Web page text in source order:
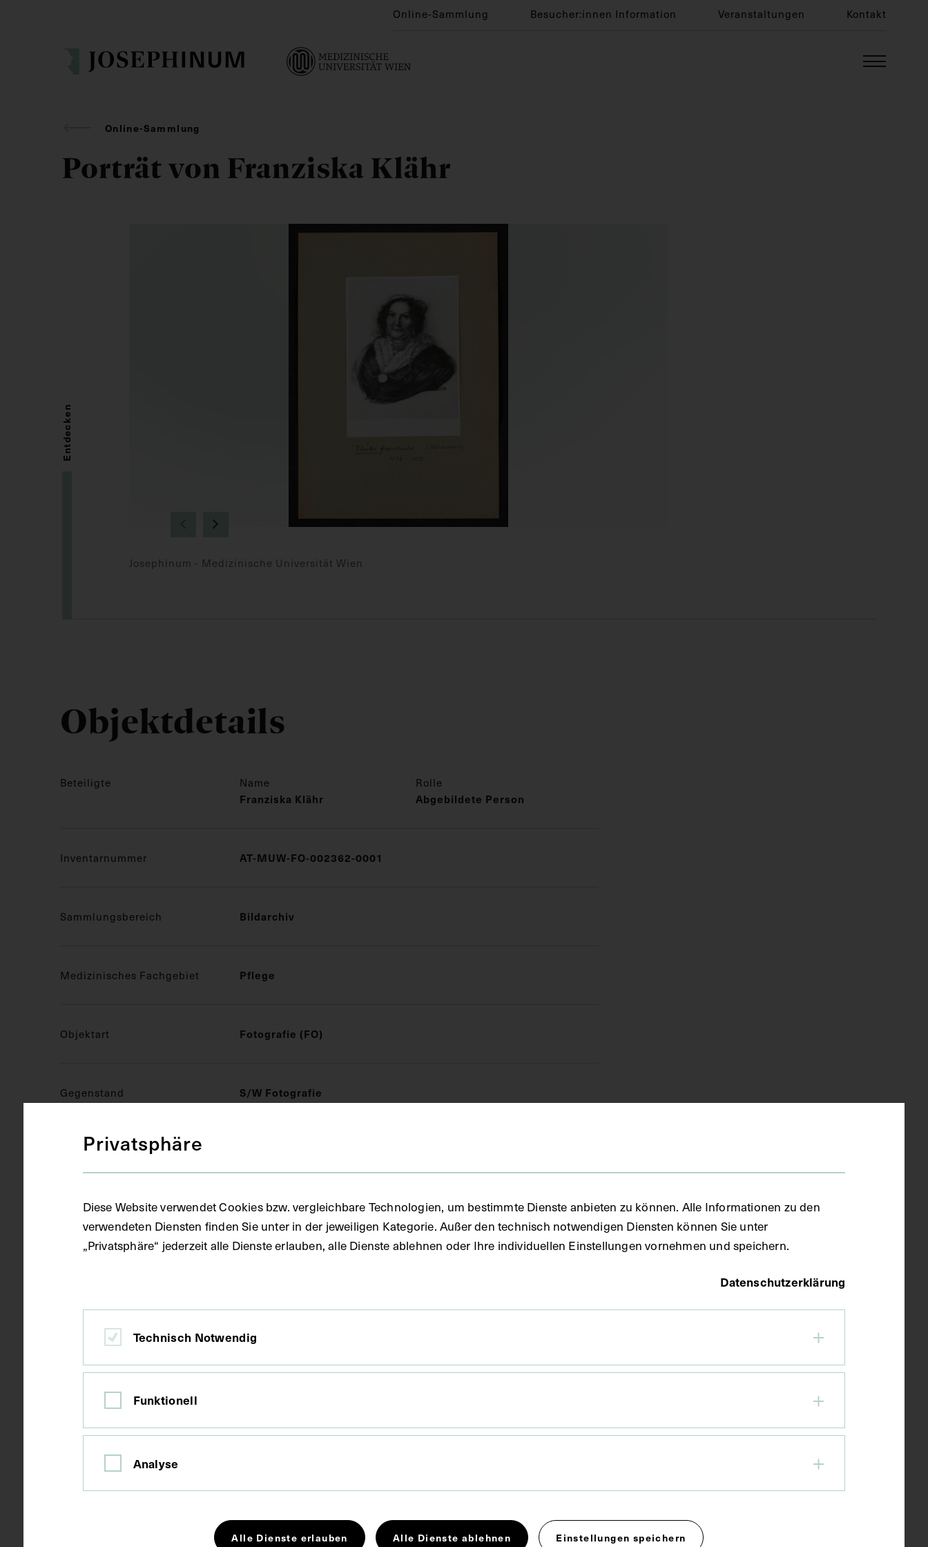
Online-Sammlung Besucher:innen Information Veranstaltungen Kontakt
Online-Sammlung
Porträt von Franziska Klähr
Josephinum - Medizinische Universität Wien
Entdecken
Objektdetails
Beteiligte Name Rolle
Franziska Klähr Abgebildete Person
Inventarnummer AT-MUW-FO-002362-0001
Sammlungsbereich Bildarchiv
Medizinisches Fachgebiet Pflege
Objektart Fotografie (FO)
Gegenstand S/W Fotografie
Datierung
Ausführung Kopie
Vorlage war eine Lithografie unbekannten Ursprungs.
Privatsphäre
Diese Website verwendet Cookies bzw. vergleichbare Technologien, um bestimmte Dienste anbieten zu können. Alle Informationen zu den
verwendeten Diensten finden Sie unter in der jeweiligen Kategorie. Außer den technisch notwendigen Diensten können Sie unter
„Privatsphäre“ jederzeit alle Dienste erlauben, alle Dienste ablehnen oder Ihre individuellen Einstellungen vornehmen und speichern.
Datenschutzerklärung
Technisch Notwendig
Funktionell
Analyse
Alle Dienste erlauben Alle Dienste ablehnen Einstellungen speichern